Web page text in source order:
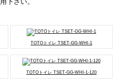
TOTOトイレ TSET-GG-WHI-1
TOTOトイレ TSET-GG-WHI-1-120